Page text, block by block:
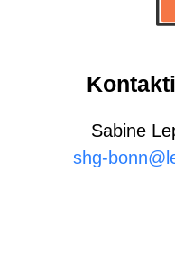
Sabine
shg-